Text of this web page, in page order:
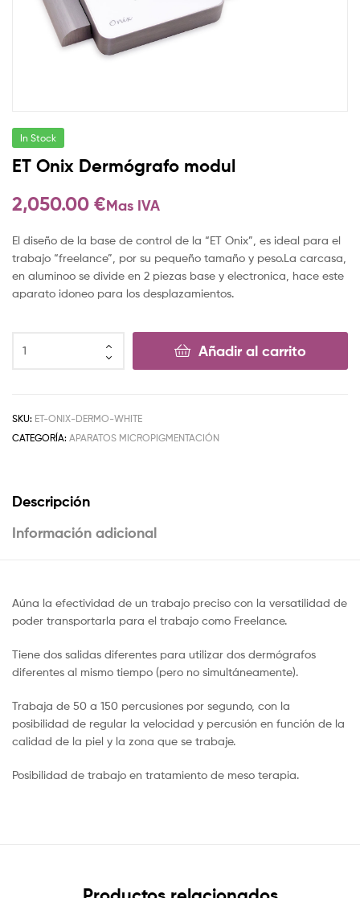
In Stock
ET Onix Dermógrafo modul
2,050.00 €Mas IVA
El diseño de la base de control de la “ET Onix”, es ideal para el
trabajo “freelance”, por su pequeño tamaño y peso.La carcasa,
en aluminoo se divide en 2 piezas base y electronica, hace este
aparato idoneo para los desplazamientos.
Añadir al carrito
SKU: ET-ONIX-DERMO-WHITE
CATEGORÍA: APARATOS MICROPIGMENTACIÓN
Descripción
Información adicional
Aúna la efectividad de un trabajo preciso con la versatilidad de
poder transportarla para el trabajo como Freelance.
Tiene dos salidas diferentes para utilizar dos dermógrafos
diferentes al mismo tiempo (pero no simultáneamente).
Trabaja de 50 a 150 percusiones por segundo, con la
posibilidad de regular la velocidad y percusión en función de la
calidad de la piel y la zona que se trabaje.
Posibilidad de trabajo en tratamiento de meso terapia.